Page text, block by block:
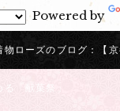
Powered by
物ローズのブログ：【
「献菓祭」